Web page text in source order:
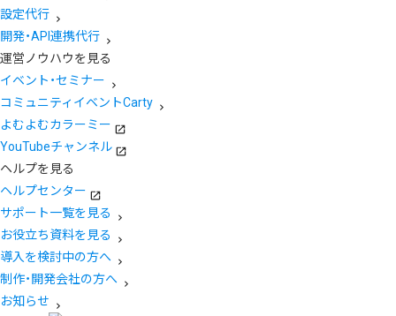
設定代行
開発・API連携代行
運営ノウハウを見る
イベント・セミナー
コミュニティイベントCarty
よむよむカラーミー
YouTubeチャンネル
ヘルプを見る
ヘルプセンター
サポート一覧を見る
お役立ち資料を見る
導入を検討中の方へ
制作・開発会社の方へ
お知らせ